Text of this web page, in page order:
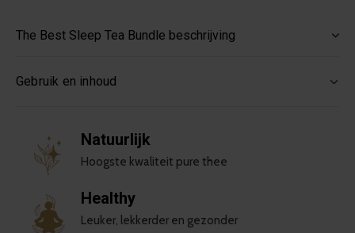
The Best Sleep Tea Bundle beschrijving
Gebruik en inhoud
Natuurlijk
Hoogste kwaliteit pure thee
Healthy
Leuker, lekkerder en gezonder